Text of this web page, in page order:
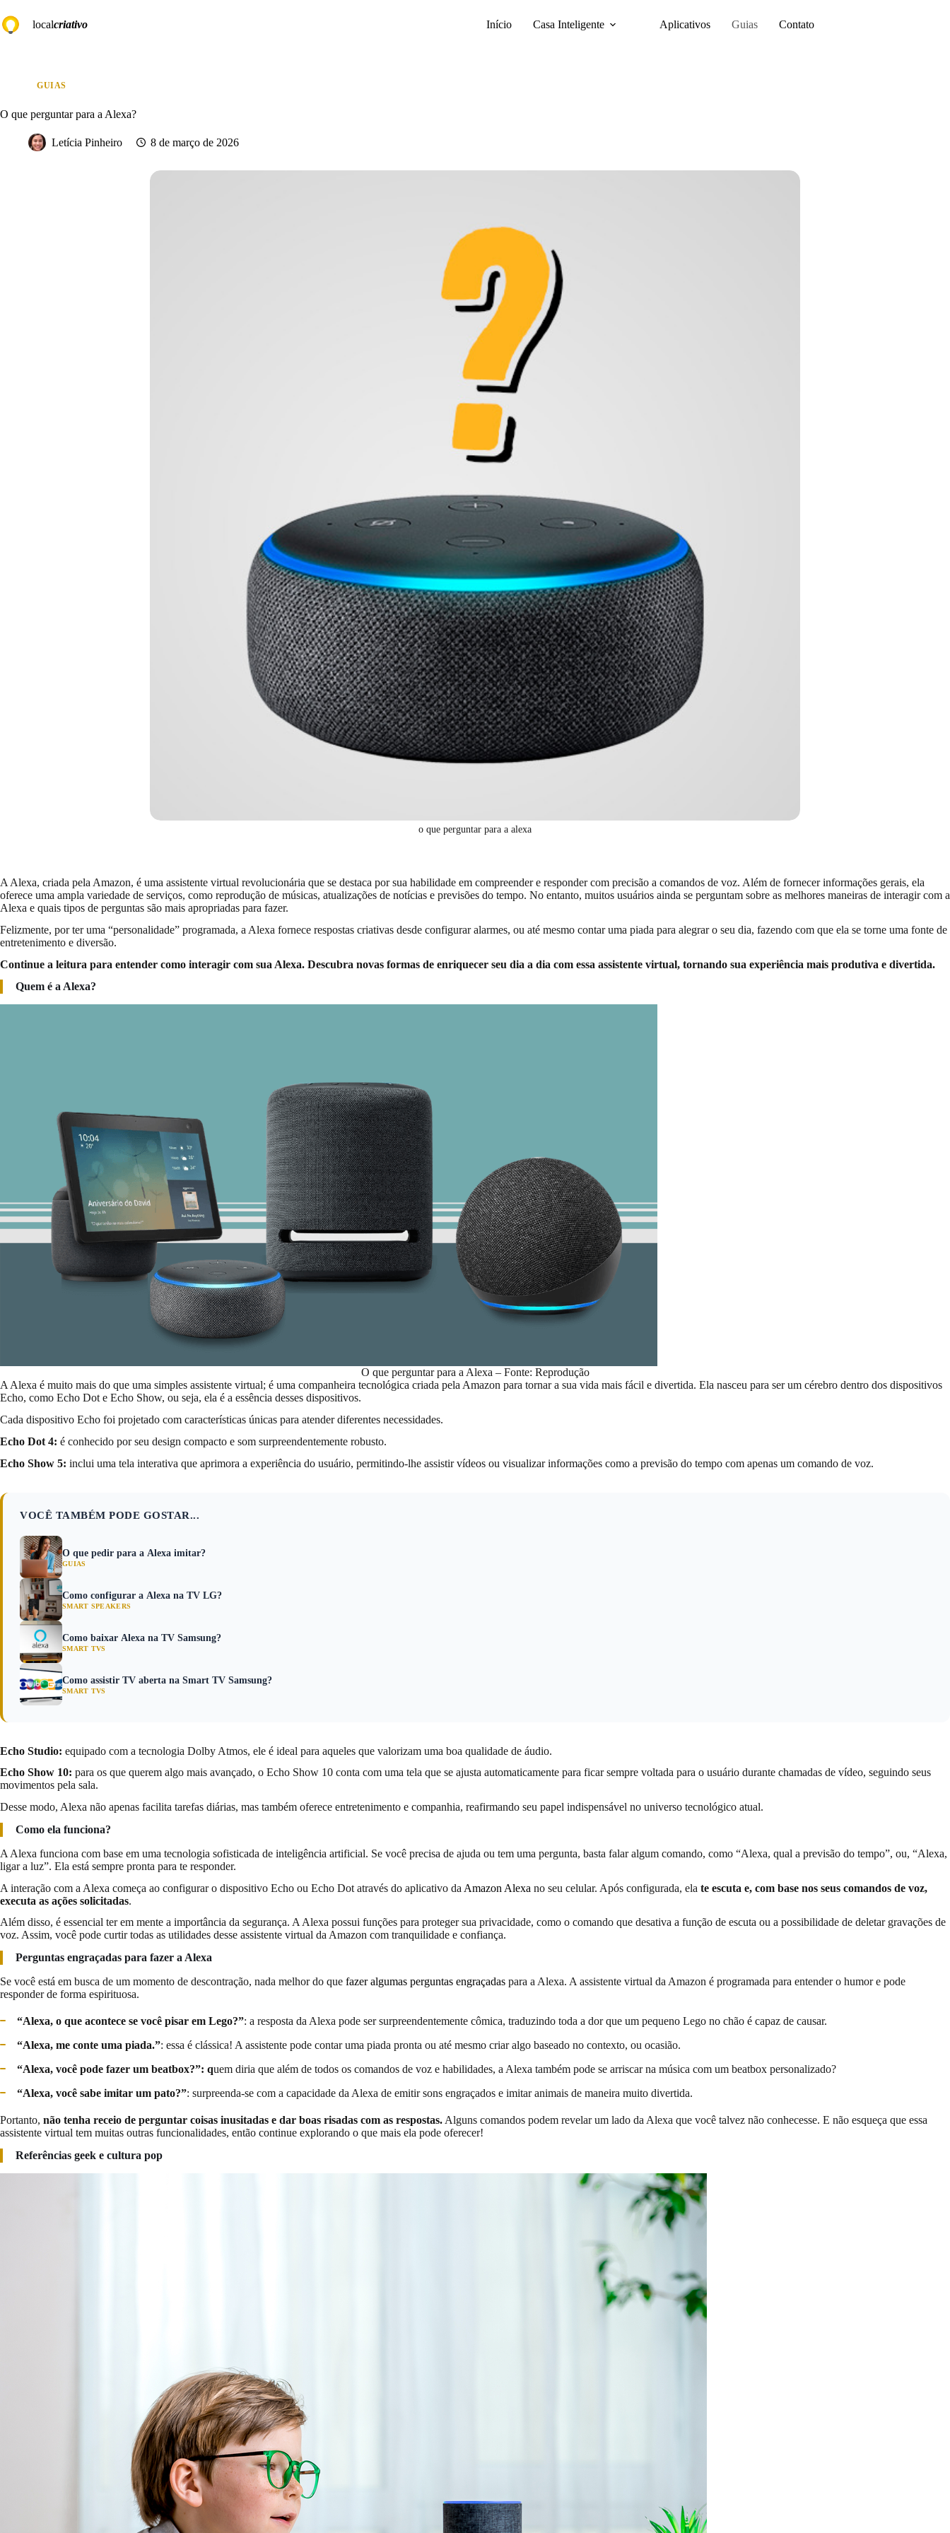
para
o
localcriativo Início Casa Inteligente Aplicativos Guias Contato
GUIAS
O que perguntar para a Alexa?
Letícia Pinheiro 8 de março de 2026
o que perguntar para a alexa
A Alexa, criada pela Amazon, é uma assistente virtual revolucionária que se destaca por sua habilidade em compreender e responder com precisão a comandos de voz. Além de fornecer informações gerais, ela
oferece uma ampla variedade de serviços, como reprodução de músicas, atualizações de notícias e previsões do tempo. No entanto, muitos usuários ainda se perguntam sobre as melhores maneiras de interagir com a
Alexa e quais tipos de perguntas são mais apropriadas para fazer.
Felizmente, por ter uma “personalidade” programada, a Alexa fornece respostas criativas desde configurar alarmes, ou até mesmo contar uma piada para alegrar o seu dia, fazendo com que ela se torne uma fonte de
entretenimento e diversão.
Continue a leitura para entender como interagir com sua Alexa. Descubra novas formas de enriquecer seu dia a dia com essa assistente virtual, tornando sua experiência mais produtiva e divertida.
Quem é a Alexa?
O que perguntar para a Alexa – Fonte: Reprodução
A Alexa é muito mais do que uma simples assistente virtual; é uma companheira tecnológica criada pela Amazon para tornar a sua vida mais fácil e divertida. Ela nasceu para ser um cérebro dentro dos dispositivos
Echo, como Echo Dot e Echo Show, ou seja, ela é a essência desses dispositivos.
Cada dispositivo Echo foi projetado com características únicas para atender diferentes necessidades.
Echo Dot 4: é conhecido por seu design compacto e som surpreendentemente robusto.
Echo Show 5: inclui uma tela interativa que aprimora a experiência do usuário, permitindo-lhe assistir vídeos ou visualizar informações como a previsão do tempo com apenas um comando de voz.
VOCÊ TAMBÉM PODE GOSTAR...
O que pedir para a Alexa imitar?
GUIAS
Como configurar a Alexa na TV LG?
SMART SPEAKERS
Como baixar Alexa na TV Samsung?
SMART TVS
Como assistir TV aberta na Smart TV Samsung?
SMART TVS
Echo Studio: equipado com a tecnologia Dolby Atmos, ele é ideal para aqueles que valorizam uma boa qualidade de áudio.
Echo Show 10: para os que querem algo mais avançado, o Echo Show 10 conta com uma tela que se ajusta automaticamente para ficar sempre voltada para o usuário durante chamadas de vídeo, seguindo seus
movimentos pela sala.
Desse modo, Alexa não apenas facilita tarefas diárias, mas também oferece entretenimento e companhia, reafirmando seu papel indispensável no universo tecnológico atual.
Como ela funciona?
A Alexa funciona com base em uma tecnologia sofisticada de inteligência artificial. Se você precisa de ajuda ou tem uma pergunta, basta falar algum comando, como “Alexa, qual a previsão do tempo”, ou, “Alexa,
ligar a luz”. Ela está sempre pronta para te responder.
A interação com a Alexa começa ao configurar o dispositivo Echo ou Echo Dot através do aplicativo da Amazon Alexa no seu celular. Após configurada, ela te escuta e, com base nos seus comandos de voz,
executa as ações solicitadas.
Além disso, é essencial ter em mente a importância da segurança. A Alexa possui funções para proteger sua privacidade, como o comando que desativa a função de escuta ou a possibilidade de deletar gravações de
voz. Assim, você pode curtir todas as utilidades desse assistente virtual da Amazon com tranquilidade e confiança.
Perguntas engraçadas para fazer a Alexa
Se você está em busca de um momento de descontração, nada melhor do que fazer algumas perguntas engraçadas para a Alexa. A assistente virtual da Amazon é programada para entender o humor e pode
responder de forma espirituosa.
“Alexa, o que acontece se você pisar em Lego?”: a resposta da Alexa pode ser surpreendentemente cômica, traduzindo toda a dor que um pequeno Lego no chão é capaz de causar.
“Alexa, me conte uma piada.”: essa é clássica! A assistente pode contar uma piada pronta ou até mesmo criar algo baseado no contexto, ou ocasião.
“Alexa, você pode fazer um beatbox?”: quem diria que além de todos os comandos de voz e habilidades, a Alexa também pode se arriscar na música com um beatbox personalizado?
“Alexa, você sabe imitar um pato?”: surpreenda-se com a capacidade da Alexa de emitir sons engraçados e imitar animais de maneira muito divertida.
Portanto, não tenha receio de perguntar coisas inusitadas e dar boas risadas com as respostas. Alguns comandos podem revelar um lado da Alexa que você talvez não conhecesse. E não esqueça que essa
assistente virtual tem muitas outras funcionalidades, então continue explorando o que mais ela pode oferecer!
Referências geek e cultura pop